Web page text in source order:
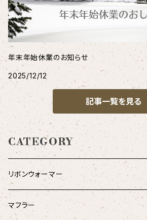
年末年始休業のお知らせ
2025/12/12
記事一覧を見る
CATEGORY
リボンウォーマー
リバーシブル
マフラー